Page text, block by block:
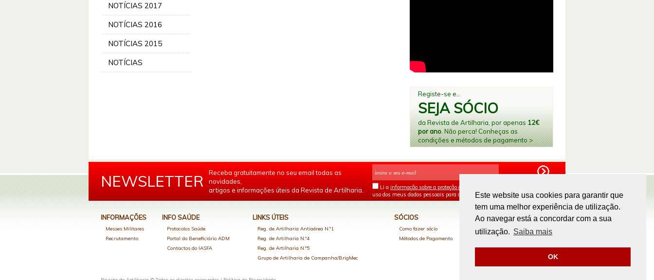
Este website usa cookies para garantir que
tem uma melhor experiência de utilização.
Ao navegar está a concordar com a sua
utilização. Saiba mais
OK
NOTÍCIAS 2017
NOTÍCIAS 2016
NOTÍCIAS 2015
NOTÍCIAS
Registe-se e...
SEJA SÓCIO
da Revista de Artilharia, por apenas 12€
por ano. Não perca! Conheças as
condições e métodos de pagamento >
NEWSLETTER
Receba gratuitamente no seu email todas as
novidades,
artigos e informações úteis da Revista de Artilharia.
Li a informação sobre a proteção de dados
uso dos meus dados pessoais para os fins mencionados.
INFORMAÇÕES
Messes Militares
Recrutamento
INFO SAÚDE
Protocolos Saúde
Portal do Beneficiário ADM
Contactos do IASFA
LINKS ÚTEIS
Reg. de Artilharia Antiaérea N.º1
Reg. de Artilharia N.º4
Reg. de Artilharia N.º5
Grupo de Artilharia de Campanha/BrigMec
SÓCIOS
Como fazer sócio
Métodos de Pagamento
PAGAMENTOS ONLINE